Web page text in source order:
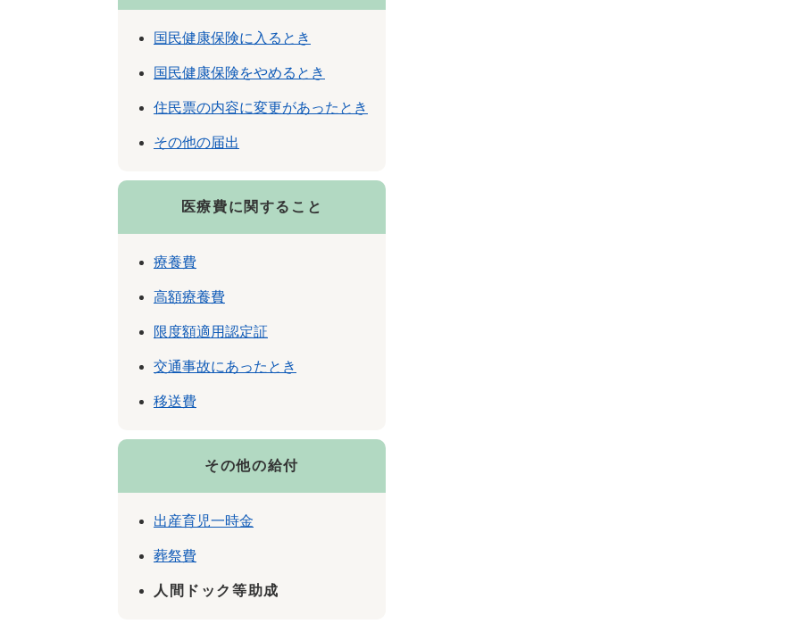
国民健康保険に入るとき
国民健康保険をやめるとき
住民票の内容に変更があったとき
その他の届出
医療費に関すること
療養費
高額療養費
限度額適用認定証
交通事故にあったとき
移送費
その他の給付
出産育児一時金
葬祭費
人間ドック等助成